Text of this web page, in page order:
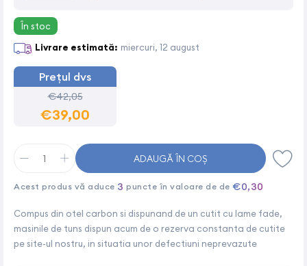
Compus din otel carbon si dispunand de un cutit cu lame fade,
masinile de tuns dispun acum de o rezerva constanta de cutite
pe site-ul nostru, in situatia unor defectiuni neprevazute
În stoc
Livrare estimată: miercuri, 12 august
Prețul dvs
€42,05
€39,00
ADAUGĂ ÎN COȘ
Acest produs vă aduce 3 puncte în valoare de de €0,30